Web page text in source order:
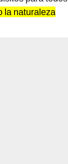
la naturaleza